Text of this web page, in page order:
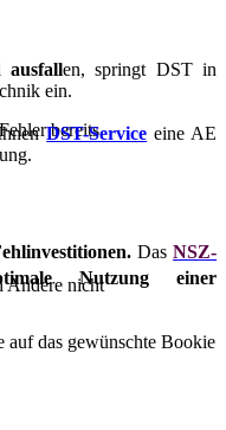
bereits
Andere nicht
ausfallen, springt DST in
ein.
DST-Service eine AE
DasNSZ-
Nutzung einer
das gewünschte Bookie